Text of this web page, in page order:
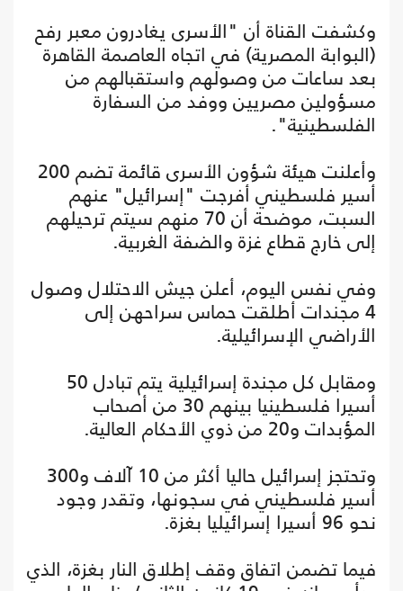
وكشفت القناة أن "الأسرى يغادرون معبر رفح
(البوابة المصرية) في اتجاه العاصمة القاهرة
بعد ساعات من وصولهم واستقبالهم من
مسؤولين مصريين ووفد من السفارة
الفلسطينية".
وأعلنت هيئة شؤون الأسرى قائمة تضم 200
أسير فلسطيني أفرجت "إسرائيل" عنهم
السبت، موضحة أن 70 منهم سيتم ترحيلهم
إلى خارج قطاع غزة والضفة الغربية.
وفي نفس اليوم، أعلن جيش الاحتلال وصول
4 مجندات أطلقت حماس سراحهن إلى
الأراضي الإسرائيلية.
ومقابل كل مجندة إسرائيلية يتم تبادل 50
أسيرا فلسطينيا بينهم 30 من أصحاب
المؤبدات و20 من ذوي الأحكام العالية.
وتحتجز إسرائيل حاليا أكثر من 10 آلاف و300
أسير فلسطيني في سجونها، وتقدر وجود
نحو 96 أسيرا إسرائيليا بغزة.
فيما تضمن اتفاق وقف إطلاق النار بغزة، الذي